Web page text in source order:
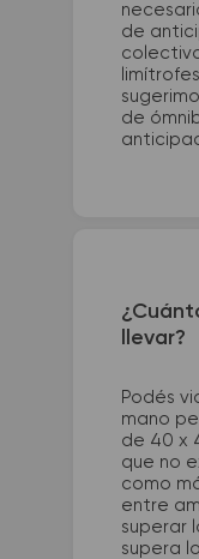
de
de
llevar?
Podés
mano
de 40 x
que no
como
entre
superar
supera